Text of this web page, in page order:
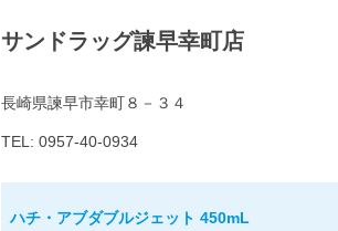
サンドラッグ諫早幸町店
長崎県諫早市幸町８－３４
TEL: 0957-40-0934
ハチ・アブダブルジェット 450mL